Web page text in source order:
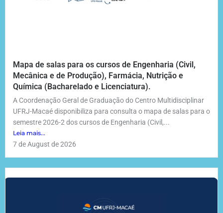
Mapa de salas para os cursos de Engenharia (Civil,
Mecânica e de Produção), Farmácia, Nutrição e
Química (Bacharelado e Licenciatura).
A Coordenação Geral de Graduação do Centro Multidisciplinar
UFRJ-Macaé disponibiliza para consulta o mapa de salas para o
semestre 2026-2 dos cursos de Engenharia (Civil,...
Leia mais...
7 de August de 2026